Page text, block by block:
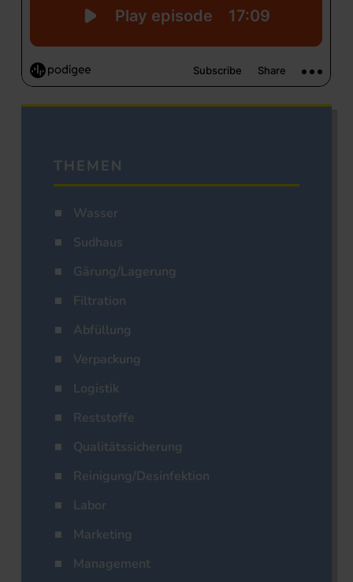
THEMEN
Wasser
Sudhaus
Gärung/Lagerung
Filtration
Abfüllung
Verpackung
Logistik
Reststoffe
Qualitätssicherung
Reinigung/Desinfektion
Labor
Marketing
Management